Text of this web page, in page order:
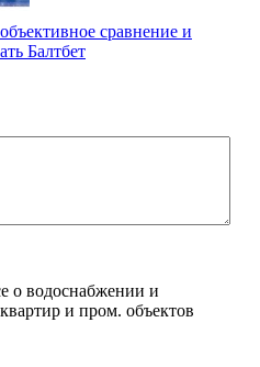
сравнение и
Балтбет
о водоснабжении и
и пром. объектов